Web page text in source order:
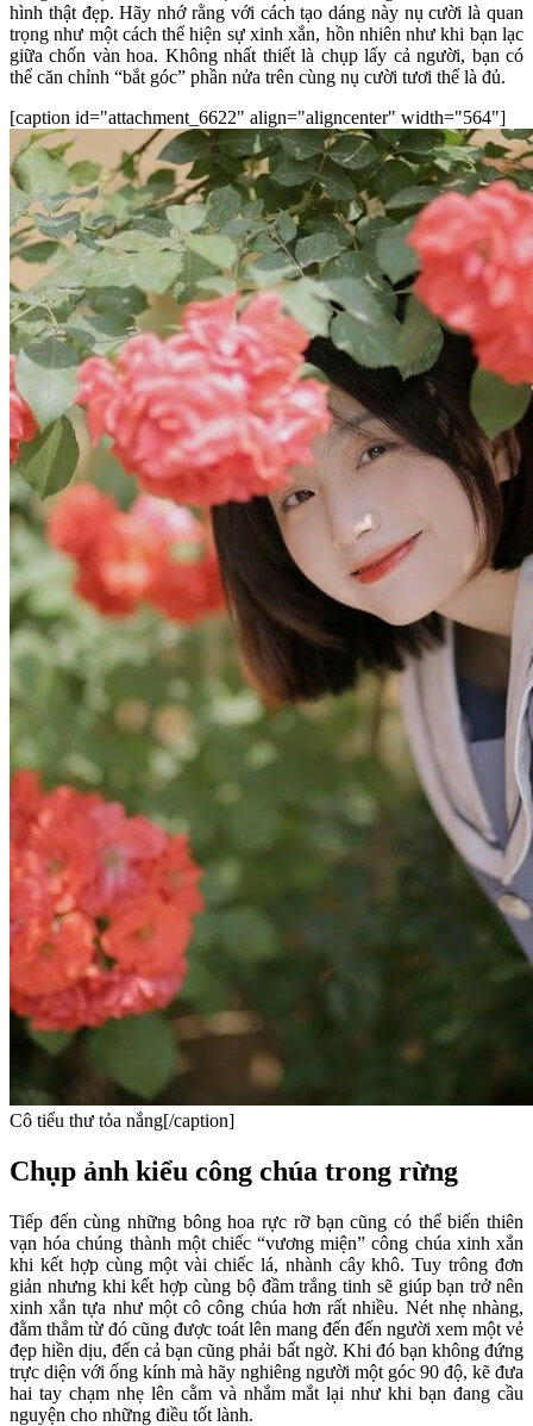
hình thật đẹp. Hãy nhớ rằng với cách tạo dáng này nụ cười là quan
trọng như một cách thể hiện sự xinh xắn, hồn nhiên như khi bạn lạc
giữa chốn vàn hoa. Không nhất thiết là chụp lấy cả người, bạn có
thể căn chỉnh “bắt góc” phần nửa trên cùng nụ cười tươi thế là đủ.
[caption id="attachment_6622" align="aligncenter" width="564"]
Cô tiểu thư tỏa nắng[/caption]
Chụp ảnh kiểu công chúa trong rừng
Tiếp đến cùng những bông hoa rực rỡ bạn cũng có thể biến thiên
vạn hóa chúng thành một chiếc “vương miện” công chúa xinh xắn
khi kết hợp cùng một vài chiếc lá, nhành cây khô. Tuy trông đơn
giản nhưng khi kết hợp cùng bộ đầm trắng tinh sẽ giúp bạn trở nên
xinh xắn tựa như một cô công chúa hơn rất nhiều. Nét nhẹ nhàng,
đằm thắm từ đó cũng được toát lên mang đến đến người xem một vẻ
đẹp hiền dịu, đến cả bạn cũng phải bất ngờ. Khi đó bạn không đứng
trực diện với ống kính mà hãy nghiêng người một góc 90 độ, kẽ đưa
hai tay chạm nhẹ lên cằm và nhắm mắt lại như khi bạn đang cầu
nguyện cho những điều tốt lành.